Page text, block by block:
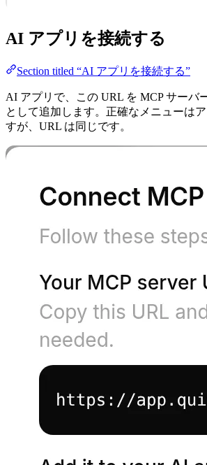
AI アプリを接続する
Section titled “AI アプリを接続する”
AI アプリで、この URL を MCP サーバ
として追加します。正確なメニューは
すが、URL は同じです。